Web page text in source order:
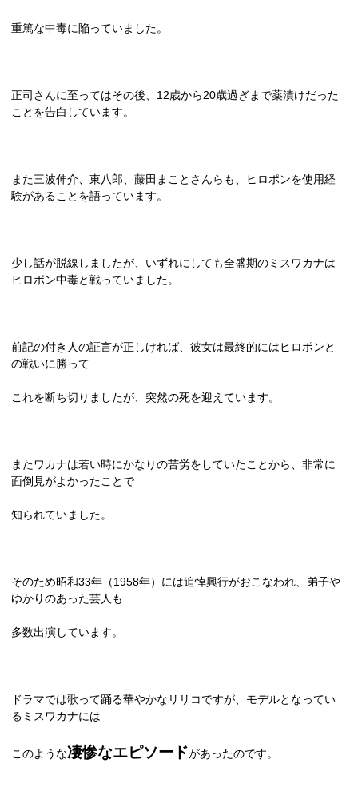
重篤な中毒に陥っていました。
正司さんに至ってはその後、 12歳から20歳過ぎまで薬漬けだった
ことを告白しています。
また三波伸介、東八郎、藤田まことさんらも、ヒロポンを使用経
験があることを語っています。
少し話が脱線しましたが、いずれにしても全盛期のミスワカナは
ヒロポン中毒と戦っていました。
前記の付き人の証言が正しければ、彼女は最終的にはヒロポンと
の戦いに勝って
これを断ち切りましたが、突然の死を迎えています。
またワカナは若い時にかなりの苦労をしていたことから、非常に
面倒見がよかったことで
知られていました。
そのため昭和33年（1958年）には追悼興行がおこなわれ、弟子や
ゆかりのあった芸人も
多数出演しています。
ドラマでは歌って踊る華やかなリリコですが、モデルとなってい
るミスワカナには
このような凄惨なエピソードがあったのです。